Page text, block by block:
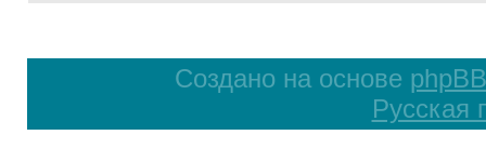
Создано на основе phpBB
Русская